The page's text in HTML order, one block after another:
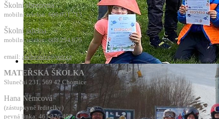
Školní sborovna
mobilní telefon: 606 031 713
Školní jídelna
mobilní telefon: 608 254 675
email: zschornice@mtr.cz
MATEŘSKÁ ŠKOLKA
Sluneční 231, 569 42 Chornice
Hana Němcová
(zástupkyně ředitelky)
pevná linka: 461 326 407